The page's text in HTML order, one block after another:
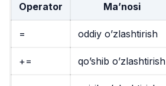
Operator Ma’nosi
= oddiy o’zlashtirish
+= qo’shib o’zlashtirish